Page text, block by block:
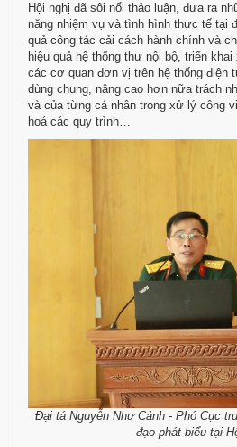
Hội nghị đã sôi nổi thảo luận, đưa ra
năng nhiệm vụ và tình hình thực tế tại
quả công tác cải cách hành chính và
hiệu quả hệ thống thư nội bộ, triển
các cơ quan đơn vị trên hệ thống
dùng chung, nâng cao hơn nữa trách
và của từng cá nhân trong xử lý công
hoá các quy trình…
Đại tá Nguyễn Như Cảnh - Phó Cục
đạo phát biểu tại